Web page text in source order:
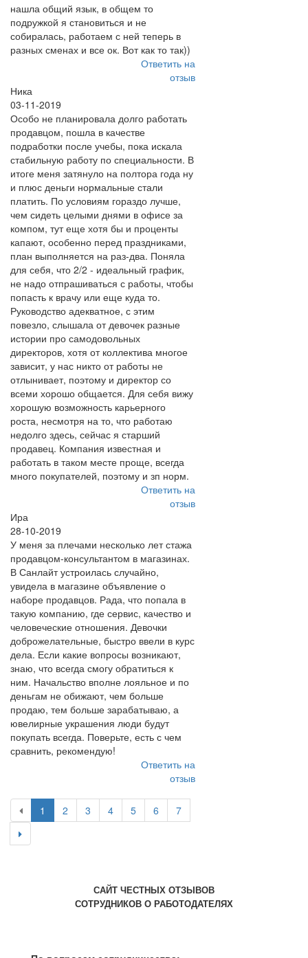
нашла общий язык, в общем то
подружкой я становиться и не
собиралась, работаем с ней теперь в
разных сменах и все ок. Вот как то так))
Ответить на
отзыв
Ника
03-11-2019
Особо не планировала долго работать
продавцом, пошла в качестве
подработки после учебы, пока искала
стабильную работу по специальности. В
итоге меня затянуло на полтора года ну
и плюс деньги нормальные стали
платить. По условиям гораздо лучше,
чем сидеть целыми днями в офисе за
компом, тут еще хотя бы и проценты
капают, особенно перед праздниками,
план выполняется на раз-два. Поняла
для себя, что 2/2 - идеальный график,
не надо отпрашиваться с работы, чтобы
попасть к врачу или еще куда то.
Руководство адекватное, с этим
повезло, слышала от девочек разные
истории про самодовольных
директоров, хотя от коллектива многое
зависит, у нас никто от работы не
отлынивает, поэтому и директор со
всеми хорошо общается. Для себя вижу
хорошую возможность карьерного
роста, несмотря на то, что работаю
недолго здесь, сейчас я старший
продавец. Компания известная и
работать в таком месте проще, всегда
много покупателей, поэтому и зп норм.
Ответить на
отзыв
Ира
28-10-2019
У меня за плечами несколько лет стажа
продавцом-консультантом в магазинах.
В Санлайт устроилась случайно,
увидела в магазине объявление о
наборе продавцов. Рада, что попала в
такую компанию, где сервис, качество и
человеческие отношения. Девочки
доброжелательные, быстро ввели в курс
дела. Если какие вопросы возникают,
знаю, что всегда смогу обратиться к
ним. Начальство вполне лояльное и по
деньгам не обижают, чем больше
продаю, тем больше зарабатываю, а
ювелирные украшения люди будут
покупать всегда. Поверьте, есть с чем
сравнить, рекомендую!
Ответить на
отзыв
1 2 3 4 5 6 7
САЙТ ЧЕСТНЫХ ОТЗЫВОВ
СОТРУДНИКОВ О РАБОТОДАТЕЛЯХ